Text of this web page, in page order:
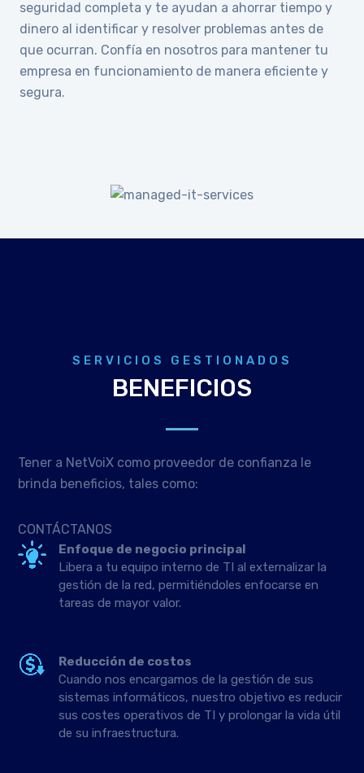
seguridad completa y te ayudan a ahorrar tiempo y
dinero al identificar y resolver problemas antes de
que ocurran. Confía en nosotros para mantener tu
empresa en funcionamiento de manera eficiente y
segura.
SERVICIOS GESTIONADOS
BENEFICIOS
Tener a NetVoiX como proveedor de confianza le
brinda beneficios, tales como:
CONTÁCTANOS
Enfoque de negocio principal
Libera a tu equipo interno de TI al externalizar la
gestión de la red, permitiéndoles enfocarse en
tareas de mayor valor.
Reducción de costos
Cuando nos encargamos de la gestión de sus
sistemas informáticos, nuestro objetivo es reducir
sus costes operativos de TI y prolongar la vida útil
de su infraestructura.